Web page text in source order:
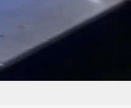
Português